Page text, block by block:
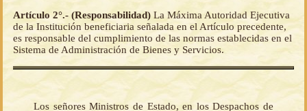
Artículo 2°.- (Responsabilidad) La Máxima Autoridad Ejecutiva
de la Institución beneficiaria señalada en el Artículo precedente,
es responsable del cumplimiento de las normas establecidas en el
Sistema de Administración de Bienes y Servicios.
Los señores Ministros de Estado, en los Despachos de